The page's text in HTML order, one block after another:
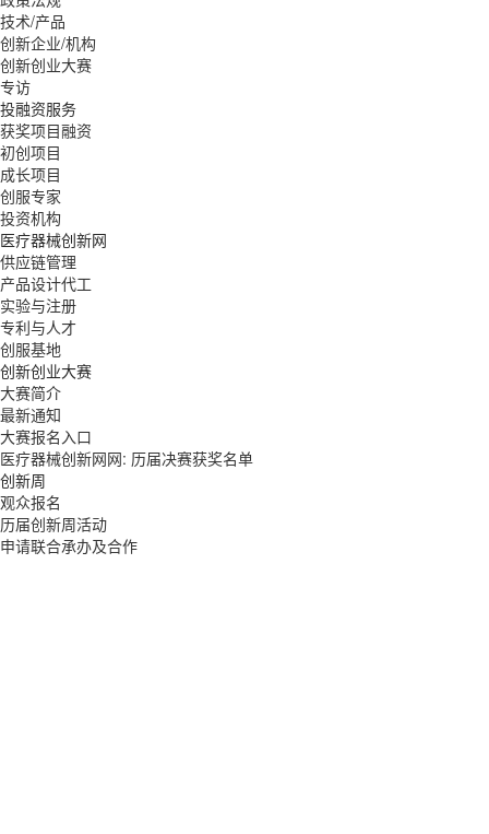
技术/产品
创新企业/机构
创新创业大赛
专访
投融资服务
获奖项目融资
初创项目
成长项目
创服专家
投资机构
医疗器械创新网
供应链管理
产品设计代工
实验与注册
专利与人才
创服基地
创新创业大赛
大赛简介
最新通知
大赛报名入口
医疗器械创新网网: 历届决赛获奖名单
创新周
观众报名
历届创新周活动
申请联合承办及合作